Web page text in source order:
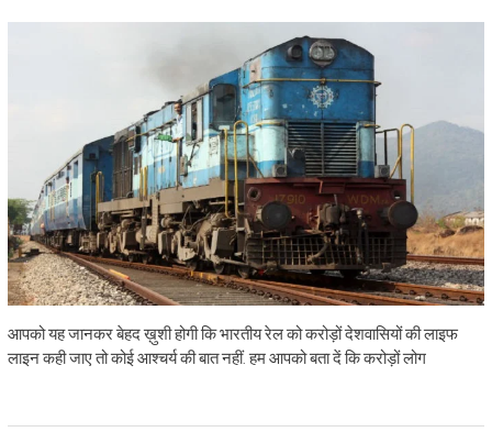
आपको यह जानकर बेहद ख़ुशी होगी कि भारतीय रेल को करोड़ों देशवासियों की लाइफ
लाइन कही जाए तो कोई आश्चर्य की बात नहीं. हम आपको बता दें कि करोड़ों लोग